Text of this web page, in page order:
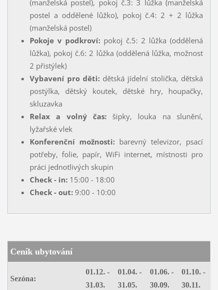
(manželská postel), pokoj č.3: 3 lůžka (manželská
postel a oddělené lůžko), pokoj č.4: 2 + 2 lůžka
(manželská postel)
Pokoje v podkroví:pokoj č.5: 2 lůžka (oddělená
lůžka), pokoj č.6: 2 lůžka (oddělená lůžka, možnost
2 přistýlek)
Vybavení pro děti:dětská jídelní stolička, dětská
postýlka, dětský koutek, dětské hry, houpačky,
skluzavka
Relax a volný čas:šipky, louka na slunění,
lyžařské vlek
Konferenční možnosti:barevný televizor, psací
potřeby, folie, papír, WiFi internet, místnosti pro
práci jednotlivých skupin
Check - in:15:00 - 18:00
Check - out:9:00 - 10:00
Ceník ubytování
Sezóna:
01.12. -
31.03.
01.04. -
31.05.
01.06. -
30.09.
01.10. -
30.11.